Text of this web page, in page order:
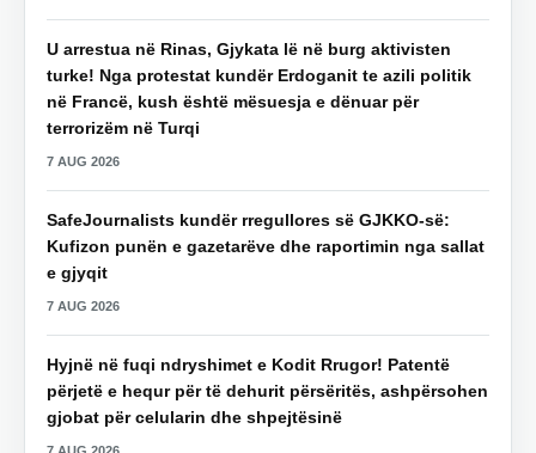
U arrestua në Rinas, Gjykata lë në burg aktivisten
turke! Nga protestat kundër Erdoganit te azili politik
në Francë, kush është mësuesja e dënuar për
terrorizëm në Turqi
7 AUG 2026
SafeJournalists kundër rregullores së GJKKO-së:
Kufizon punën e gazetarëve dhe raportimin nga sallat
e gjyqit
7 AUG 2026
Hyjnë në fuqi ndryshimet e Kodit Rrugor! Patentë
përjetë e hequr për të dehurit përsëritës, ashpërsohen
gjobat për celularin dhe shpejtësinë